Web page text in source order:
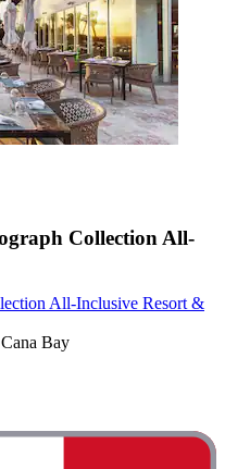
Collection All-
All-Inclusive Resort &
Bay